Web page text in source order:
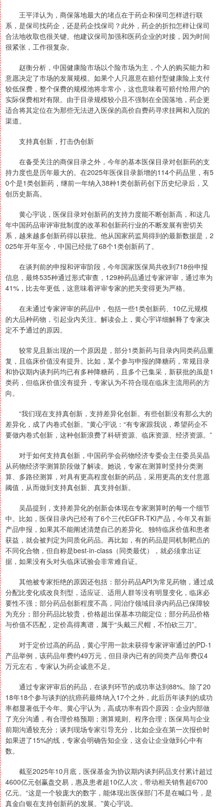
王平洋认为，商保落地最大的堵点在于药企和保司怎样进行联
系，是保司找药企，还是药企找保司？此外，药企的折扣怎样让保司
合法地收取也很关键。他建议保司加强和医药企业的对接，因为时间
很紧张，工作很复杂。
赵衡分析，中国健康险市场以个险市场为主，个人的购买能力和
意愿决定了市场的发展规模。如果个人只愿意在赔付型健康险上支付
较低保费，整个保费的规模池将非常小，这也意味着可赔付给用户的
实际保费相对有限。由于目录规模较小且不强制在全国落地，药企更
适合将其定位在为那些无法进入医保的高价自费药寻求挂网和入院的
渠道。
支持真创新，打击伪创新
在备受关注的商保目录之外，今年的基本医保目录对创新药的支
持力度也是历年最大的。在2025年医保目录新增的114个药品里，有5
0个是1类创新药，继前一年纳入38种1类创新药创下历史纪录后，又
创历史新高。
黄心宇说，医保目录对创新药的支持力度能不断创新高，和这几
年中国药品审评审批制度的改革和创新药行业的不断发展有密切关
系，越来越多创新药得以获批。他从国家药监局得到的最新数据是，2
025年开年至今，中国已经批了68个1类创新药了。
在谈判前的申报和评审阶段，今年国家医保局共收到718份申报
信息，最终535种通过形式审查，129种药品通过专家评审，通过率为
41%，比去年更低，这意味着评审专家的把关变得更为严格。
在未通过专家评审的药品中，包括一些1类创新药、10亿元规模
的大品种药物，引起业内关注。解读会上，黄心宇详细解释了专家决
定不予通过的原因。
较常见且新出现的一个原因是，部分1类新药与目录内同类药品重
复，且临床价值没有提升。比如，某个参与申报的降糖药，常规目录
和协议期内谈判药均已有多种降糖药，且多个已集采，新获批的虽是1
类药，但临床价值没有提升，专家认为不符合现在临床主流用药的方
向。
“我们现在支持真创新，支持差异化创新。有些创新没有那么大的
差异化，成了内卷式创新。”黄心宇说：“有专家跟我说，希望药企不
要做内卷式创新，这种创新浪费了科研资源、临床资源、经济资源。”
对于如何支持真创新，中国药学会药物经济专委会主任委员吴晶
从药物经济学测算阶段做了解读。她说，专家在测算时坚持分类测
算、多路径测算，对具有更高程度创新的药品，采用更高的支付意愿
阈值，从而做到支持真创新、真支持创新。
吴晶提到，支持差异化的创新会体现在专家测算时的每一个细节
中。比如，医保目录内已经有了6个三代EGFR-TKI产品，今年又有新
产品申报，如果其不能阐述清楚自己的差异化、独特临床价值和患者
获益，就会被判定为同质化药品。再比如，有的药品是同机制靶点的
不同化合物，但自称是best-in-class（同类最优），就必须拿出证
据，如果没有头对头临床试验会非常难自证。
其他被专家拒绝的原因还包括：部分药品API为常见药物，通过成
分配比变化或改良剂型，适应证、适用人群等没有明显变化，临床必
要性不强；部分药品创新程度不高，同治疗领域目录内药品已保障较
为充分；部分药品比较贵，价格超出保基本功能定位；部分药品价格
与价值不匹配，定价高得离谱，属于“头戴三尺帽，不怕砍三刀”。
对于定价过高的药品，黄心宇用一款未获得专家评审通过的PD-1
产品举例，该药品年费约49万元，但目录内已有的同类产品年费仅4
万元左右，专家认为药企诚意不足。
通过专家评审后的药品，在谈判环节的成功率达到88%。除了20
18年18个参与谈判的抗癌药最终纳入17个之外，此后历年谈判的成功
率都显著低于今年。黄心宇认为，高成功率有四个原因：企业内部做
了充分沟通，有合理价格预期；测算规则、程序合理；医保局与企业
前期沟通较充分；谈判现场专家引导充分，比如企业在第一次报价时
如果进了15%的线，专家会明确告知企业，这会让企业做到心中有
数。
截至2025年10月底，医保基金为协议期内谈判药品支付累计超过
4600亿元创赢盘交易，惠及患者超10亿人次，带动相关销售超6700
亿元。“这是一个较庞大的数字，能体现出医保部门不是在喊口号，是
真金白银在支持创新药的发展。”黄心宇说。